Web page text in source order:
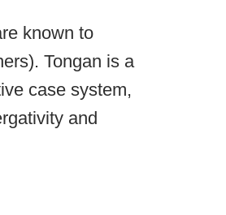
known to
Tongan is a
case system,
and